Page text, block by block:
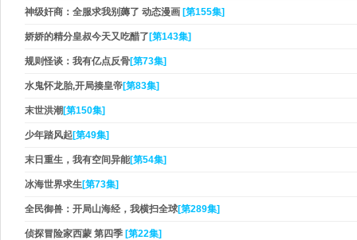
神级奸商：全服求我别薅了 动态漫画 [第155集]
娇娇的精分皇叔今天又吃醋了 [第143集]
规则怪谈：我有亿点反骨[第73集]
水鬼怀龙胎,开局揍皇帝[第83集]
末世洪潮 [第150集]
少年踏风起[第49集]
末日重生，我有空间异能[第54集]
冰海世界求生[第73集]
全民御兽：开局山海经，我横扫全球[第289集]
侦探冒险家西蒙 第四季 [第22集]